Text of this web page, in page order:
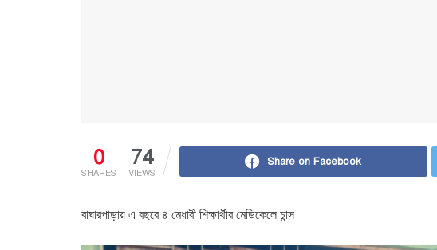
0
SHARES
74
VIEWS
Share on Facebook
বাঘারপাড়ায় এ বছরে ৪ মেধাবী শিক্ষার্থীর মেডিকেলে চান্স